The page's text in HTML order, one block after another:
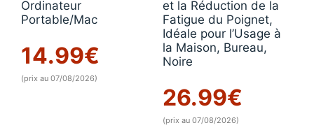
Ordinateur
Portable/Mac
14.99€
(prix au 07/08/2026)
et la Réduction de la
Fatigue du Poignet,
Idéale pour l’Usage à
la Maison, Bureau,
Noire
26.99€
(prix au 07/08/2026)